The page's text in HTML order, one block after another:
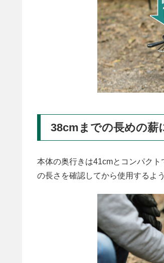
38cmまでの長めの薪
本体の奥行きは41cmとコンパク
の長さを確認してから使用するよ